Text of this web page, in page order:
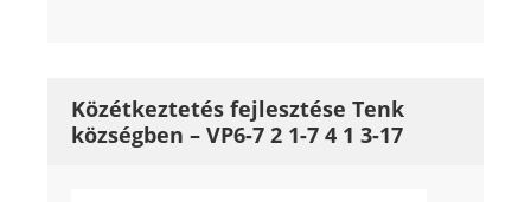
Közétkeztetés fejlesztése Tenk
községben – VP6-7 2 1-7 4 1 3-17